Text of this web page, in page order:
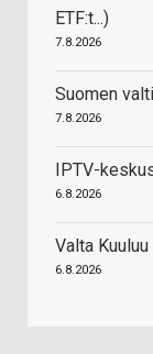
ETF:t...)
7.8.2026
Suomen
7.8.2026
IPTV-
6.8.2026
Valta
6.8.2026